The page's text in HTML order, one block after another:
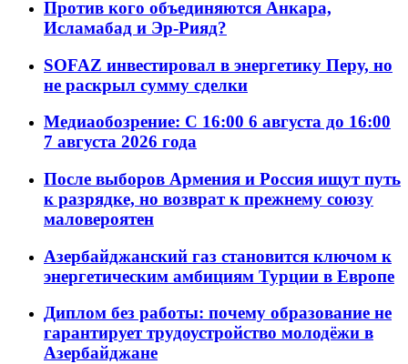
Против кого объединяются Анкара,
Исламабад и Эр-Рияд?
SOFAZ инвестировал в энергетику Перу, но
не раскрыл сумму сделки
Медиаобозрение: С 16:00 6 августа до 16:00
7 августа 2026 года
После выборов Армения и Россия ищут путь
к разрядке, но возврат к прежнему союзу
маловероятен
Азербайджанский газ становится ключом к
энергетическим амбициям Турции в Европе
Диплом без работы: почему образование не
гарантирует трудоустройство молодёжи в
Азербайджане